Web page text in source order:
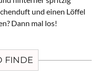
und einen Löffel
Dann mal los!
FINDE